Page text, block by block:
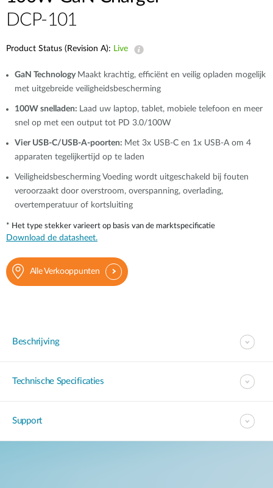
DCP-101
Product Status (Revision A): Live
GaN Technology Maakt krachtig, efficiënt en veilig opladen mogelijk
met uitgebreide veiligheidsbescherming
100W snelladen: Laad uw laptop, tablet, mobiele telefoon en meer
snel op met een output tot PD 3.0/100W
Vier USB-C/USB-A-poorten: Met 3x USB-C en 1x USB-A om 4
apparaten tegelijkertijd op te laden
Veiligheidsbescherming Voeding wordt uitgeschakeld bij fouten
veroorzaakt door overstroom, overspanning, overlading,
overtemperatuur of kortsluiting
* Het type stekker varieert op basis van de marktspecificatie
Download de datasheet.
Alle Verkooppunten
Beschrijving
Technische Specificaties
Support